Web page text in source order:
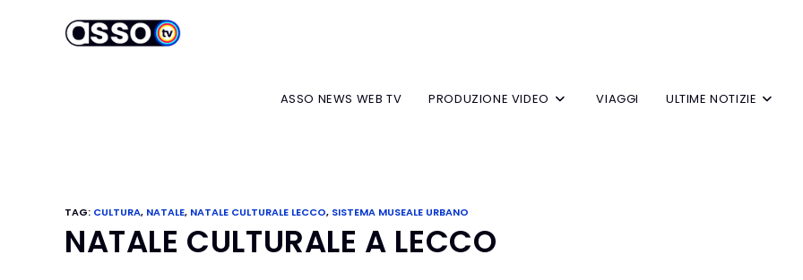
ASSO NEWS WEB TV PRODUZIONE VIDEO VIAGGI ULTIME NOTIZIE
TAG: CULTURA, NATALE, NATALE CULTURALE LECCO, SISTEMA MUSEALE URBANO
NATALE CULTURALE A LECCO